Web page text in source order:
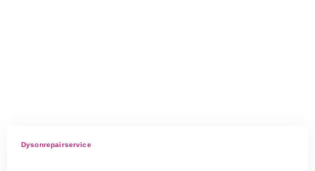
Dysonrepairservice